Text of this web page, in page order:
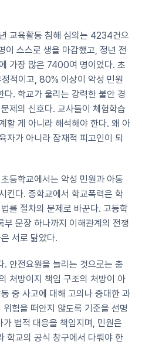
교육활동 침해 심의는 4234건으
스스로 생을 마감했고, 정년 전
가장 많은 7400여 명이었다. 초
적이고, 80% 이상이 악성 민원
다. 학교가 울리는 강력한 불안 경
제의 신호다. 교사들이 체험학습
할 게 아니라 해석해야 한다. 왜 아
자가 아니라 잠재적 피고인이 되
등학교에서는 악성 민원과 아동
킨다. 중학교에서 학교폭력은 학
률 절차의 문제로 바꾼다. 고등학
문장 하나까지 이해관계의 전쟁
서로 닮았다.
안전요원을 늘리는 것으로는 충
처방이지 책임 구조의 처방이 아
중 사고에 대해 고의나 중대한 과
험을 떠안지 않도록 기준을 선명
법적 대응을 책임지며, 민원은
학교의 공식 창구에서 다뤄야 한